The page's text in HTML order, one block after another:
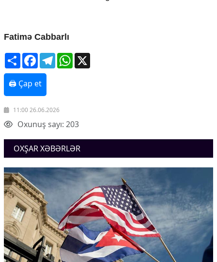
Fatimə Cabbarlı
ShareFacebookTelegramWhatsApp
🖨 Çap et
11:00 26.06.2026
Oxunuş sayı: 203
OXŞAR XƏBƏRLƏR